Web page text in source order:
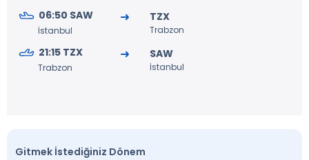
06:50 SAW
İstanbul
TZX
Trabzon
21:15 TZX
Trabzon
SAW
İstanbul
Gitmek İstediğiniz Dönem